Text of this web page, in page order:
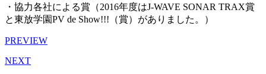
・協力各社による賞（2016年度はJ-WAVE SONAR TRAX賞
と東放学園PV de Show!!!（賞）がありました。）
PREVIEW
NEXT